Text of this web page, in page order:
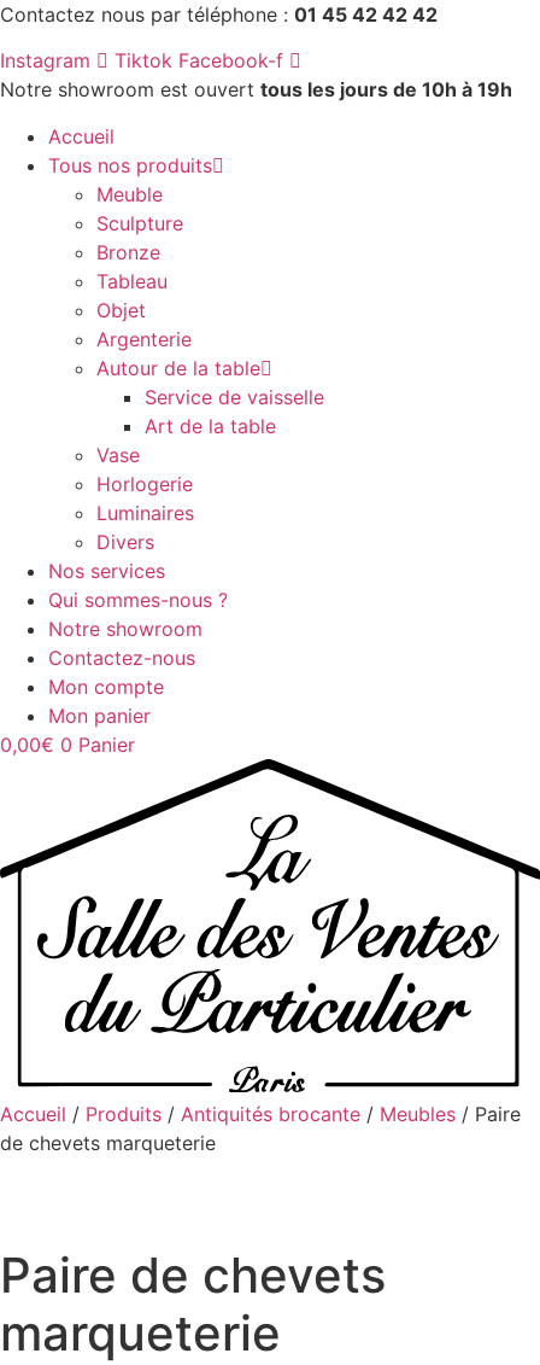
Aller
contenu
Contactez nous par téléphone : 01 45 42 42 42
Instagram
Tiktok Facebook-f
Notre showroom est ouvert tous les jours de 10h à 19h
Accueil
Tous nos produits
Meuble
Sculpture
Bronze
Tableau
Objet
Argenterie
Autour de la table
Service de vaisselle
Art de la table
Vase
Horlogerie
Luminaires
Divers
Nos services
Qui sommes-nous ?
Notre showroom
Contactez-nous
Mon compte
Mon panier
0,00€ 0 Panier
Accueil / Produits / Antiquités brocante / Meubles / Paire
de chevets marqueterie
Paire de chevets
marqueterie